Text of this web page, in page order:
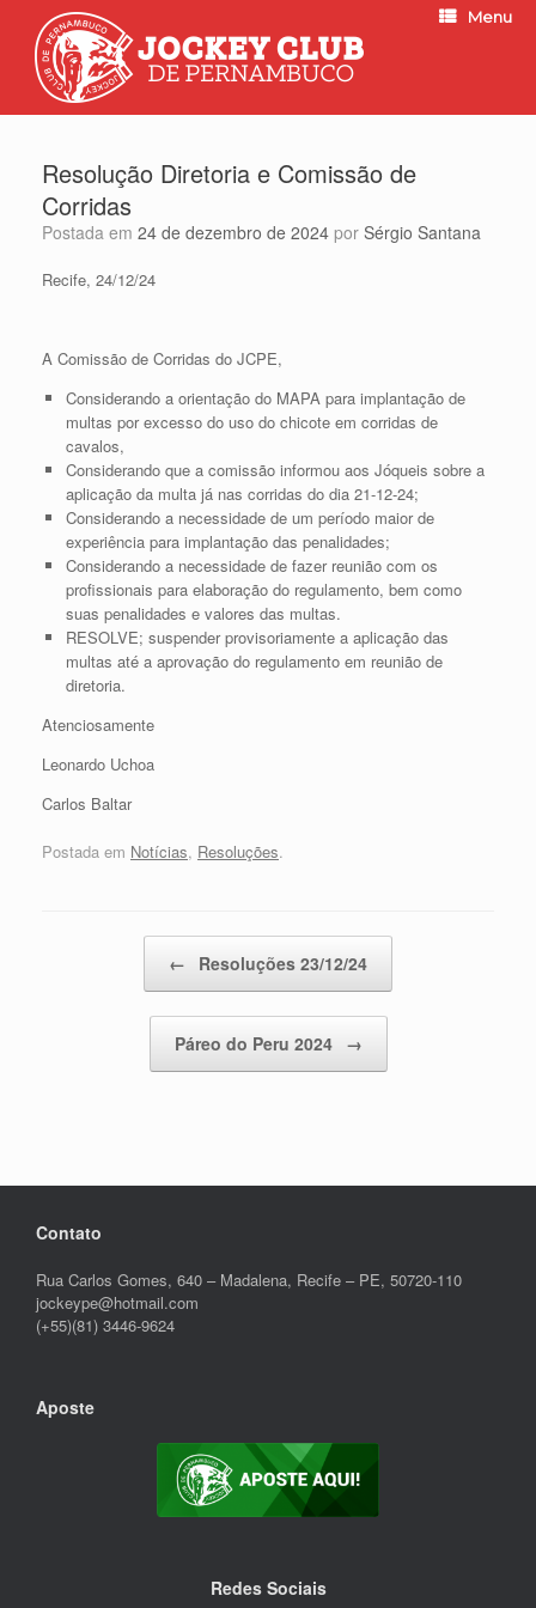
Menu
Resolução Diretoria e Comissão de
Corridas
Postada em 24 de dezembro de 2024 por Sérgio Santana
Recife, 24/12/24
A Comissão de Corridas do JCPE,
Considerando a orientação do MAPA para implantação de
multas por excesso do uso do chicote em corridas de
cavalos,
Considerando que a comissão informou aos Jóqueis sobre a
aplicação da multa já nas corridas do dia 21-12-24;
Considerando a necessidade de um período maior de
experiência para implantação das penalidades;
Considerando a necessidade de fazer reunião com os
profissionais para elaboração do regulamento, bem como
suas penalidades e valores das multas.
RESOLVE; suspender provisoriamente a aplicação das
multas até a aprovação do regulamento em reunião de
diretoria.
Atenciosamente
Leonardo Uchoa
Carlos Baltar
Postada em Notícias, Resoluções.
← Resoluções 23/12/24
Páreo do Peru 2024 →
Contato
Rua Carlos Gomes, 640 – Madalena, Recife – PE, 50720-110
jockeype@hotmail.com
(+55)(81) 3446-9624
Aposte
Redes Sociais